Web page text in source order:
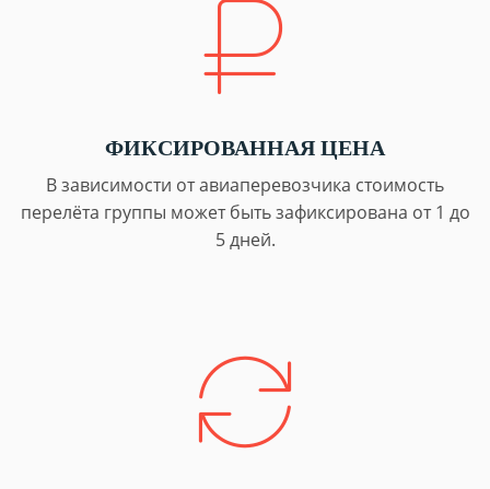
ФИКСИРОВАННАЯ ЦЕНА
В зависимости от авиаперевозчика стоимость
перелёта группы может быть зафиксирована от 1 до
5 дней.